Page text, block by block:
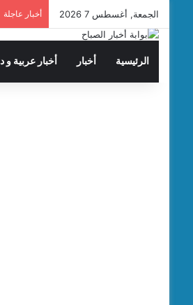
الجمعة, أغسطس 7 2026 أخبار عاجلة
الرئيسية أخبار أخبار عربية و